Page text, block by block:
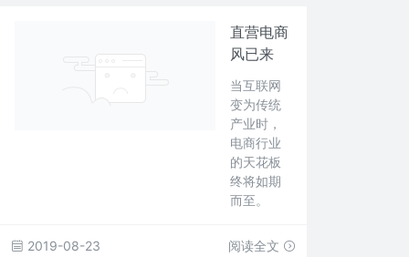
直营电商
风已来
当互联网
变为传统
产业时，
电商行业
的天花板
终将如期
而至。
2019-08-23 阅读全文